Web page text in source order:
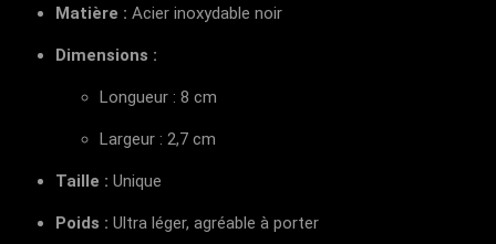
Matière : Acier inoxydable noir
Dimensions :
Longueur : 8 cm
Largeur : 2,7 cm
Taille : Unique
Poids : Ultra léger, agréable à porter